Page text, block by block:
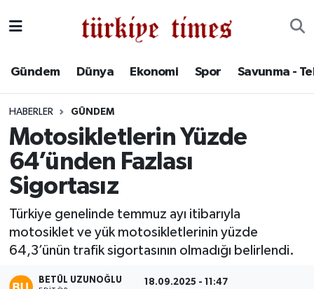
Gündem Dünya Ekonomi Spor Savunma -
HABERLER GÜNDEM
Motosikletlerin Yüzde
64’ünden Fazlası
Sigortasız
Türkiye genelinde temmuz ayı itibarıyla
motosiklet ve yük motosikletlerinin yüzde
64,3’ünün trafik sigortasının olmadığı belirlendi.
BETÜL UZUNOĞLU 18.09.2025 - 11:47
Ekonomi
Spor
Savunma - Teknoloji
Kültür - Sanat
Süper Lig Puan Durumu ve Fikstür
Tüm Manşetler
Son Dakika Haberleri
Haber Arşivi